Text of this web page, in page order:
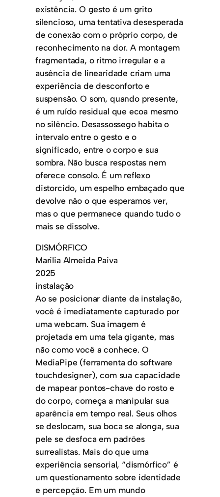
existência. O gesto é um grito
silencioso, uma tentativa desesperada
de conexão com o próprio corpo, de
reconhecimento na dor. A montagem
fragmentada, o ritmo irregular e a
ausência de linearidade criam uma
experiência de desconforto e
suspensão. O som, quando presente,
é um ruído residual que ecoa mesmo
no silêncio. Desassossego habita o
intervalo entre o gesto e o
significado, entre o corpo e sua
sombra. Não busca respostas nem
oferece consolo. É um reflexo
distorcido, um espelho embaçado que
devolve não o que esperamos ver,
mas o que permanece quando tudo o
mais se dissolve.
DISMÓRFICO
Marilia Almeida Paiva
2025
instalação
Ao se posicionar diante da instalação,
você é imediatamente capturado por
uma webcam. Sua imagem é
projetada em uma tela gigante, mas
não como você a conhece. O
MediaPipe (ferramenta do software
touchdesigner), com sua capacidade
de mapear pontos-chave do rosto e
do corpo, começa a manipular sua
aparência em tempo real. Seus olhos
se deslocam, sua boca se alonga, sua
pele se desfoca em padrões
surrealistas. Mais do que uma
experiência sensorial, “dismórfico” é
um questionamento sobre identidade
e percepção. Em um mundo